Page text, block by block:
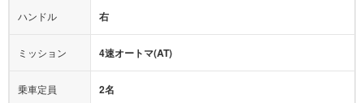
ヒルディセントコントロール
オートマチックハイビーム
ハンドル 右
ミッション 4速オートマ(AT)
乗車定員 2名